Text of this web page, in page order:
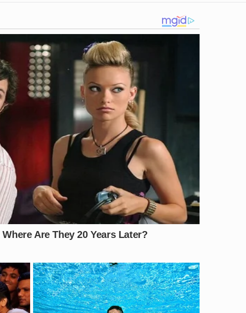
de câncer no fígado sejam registrados no Brasil, com maior
, consumo de álcool, excesso de gordura corporal, uso
o peso adequado, evitar bebidas alcoólicas, não fumar e
A
prevenção
é considerada essencial diante da gravidade
atenção aos sinais do corpo e da busca pordiagnóstico
de brasileiros.